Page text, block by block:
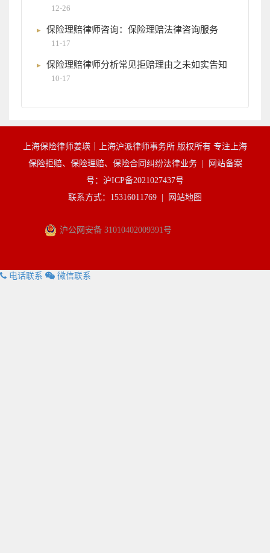
12-26
保险理赔律师咨询：保险理赔法律咨询服务
11-17
保险理赔律师分析常见拒赔理由之未如实告知
10-17
上海保险律师姜瑛｜上海沪派律师事务所 版权所有 专注上海
保险拒赔、保险理赔、保险合同纠纷法律业务 |
网站备案
号：沪ICP备2021027437号
联系方式：15316011769 |
网站地图
沪公网安备 31010402009391号
电话联系 微信联系